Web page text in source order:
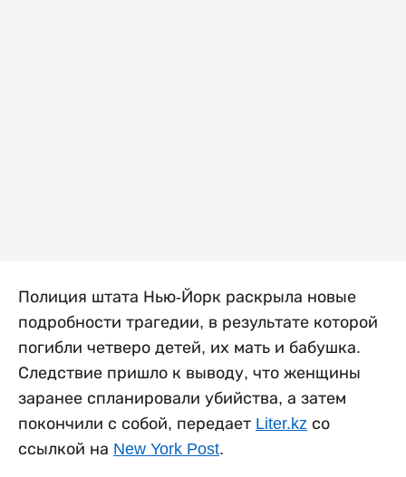
Полиция штата Нью-Йорк раскрыла новые
подробности трагедии, в результате которой
погибли четверо детей, их мать и бабушка.
Следствие пришло к выводу, что женщины
заранее спланировали убийства, а затем
покончили с собой, передает Liter.kz со
ссылкой на New York Post.